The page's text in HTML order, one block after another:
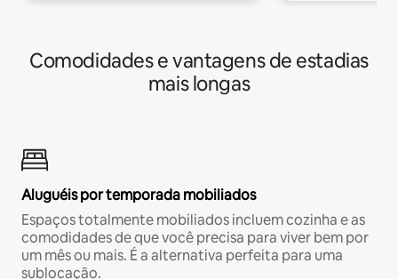
Comodidades e vantagens de estadias
mais longas
Aluguéis por temporada mobiliados
Espaços totalmente mobiliados incluem cozinha e as
comodidades de que você precisa para viver bem por
um mês ou mais. É a alternativa perfeita para uma
sublocação.